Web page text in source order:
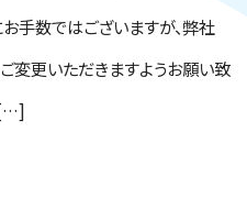
手数ではございますが、弊社
変更いただきますようお願い致
[…]